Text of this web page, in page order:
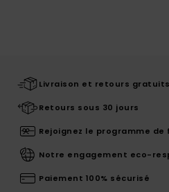
Livraison et retours
Retours sous 30 jours
Rejoignez le programme
Notre engagement eco-
Paiement 100% sécurisé